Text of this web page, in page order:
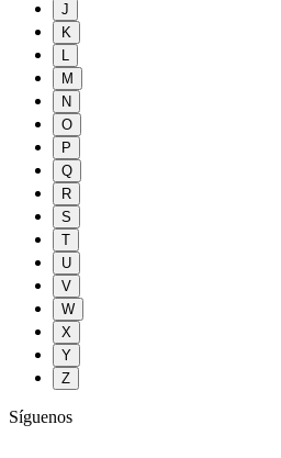
J
K
L
M
N
O
P
Q
R
S
T
U
V
W
X
Y
Z
Síguenos